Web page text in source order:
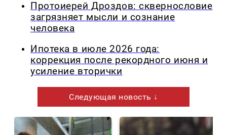
Протоиерей Дроздов: сквернословие
загрязняет мысли и сознание
человека
Ипотека в июле 2026 года:
коррекция после рекордного июня и
усиление вторички
Следующая новость ↓